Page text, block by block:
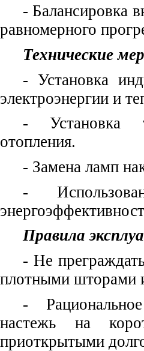
- Балансировка
равномерного
Технические
- Установка
электроэнергии и
- Установка
отопления.
- Замена ламп
-
Правила
- Не
плотными шторами
-
настежь на
приоткрытыми